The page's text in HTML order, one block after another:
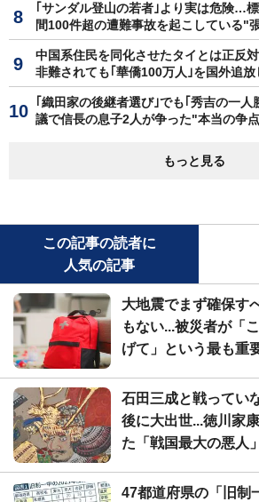
｢サンダル登山の若者｣より実は危険…
間100件超の遭難事故を起こしている"
中国系住民を同化させたタイとは正反
非難されても｢華僑100万人｣を国外追放
｢織田家の後継者選び｣でも｢秀吉の一
議で信長の息子2人が争った"本当の争
もっと見る
この記事の読者に
人気の記事
大地震でまず確保す
もない...被災者が「
げて」という最も重
石田三成と戦ってい
後に大出世...徳川家
た「戦国最大の悪人」
47都道府県の「旧制